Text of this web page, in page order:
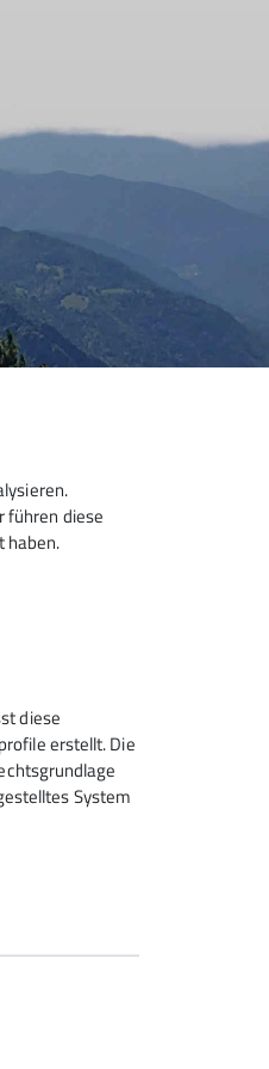
Deutschen
führen diese
haben.
diese
erstellt. Die
System